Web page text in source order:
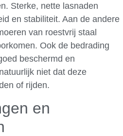
Sterke, nette lasnaden
en stabiliteit. Aan de andere
van roestvrij staal
Ook de bedrading
beschermd en
niet dat deze
of rijden.
en